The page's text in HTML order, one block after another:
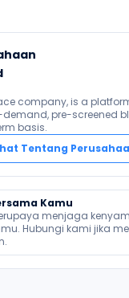
company, is a
pre-screened
basis.
Tentang
Kamu
menjaga
Hubungi kami jika